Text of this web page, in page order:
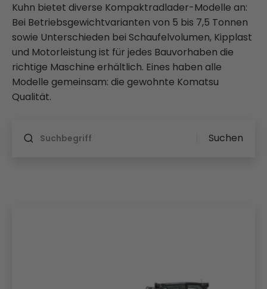
Kuhn bietet diverse Kompaktradlader-Modelle an:
Bei Betriebsgewichtvarianten von 5 bis 7,5 Tonnen
sowie Unterschieden bei Schaufelvolumen, Kipplast
und Motorleistung ist für jedes Bauvorhaben die
richtige Maschine erhältlich. Eines haben alle
Modelle gemeinsam: die gewohnte Komatsu
Qualität.
Suchen